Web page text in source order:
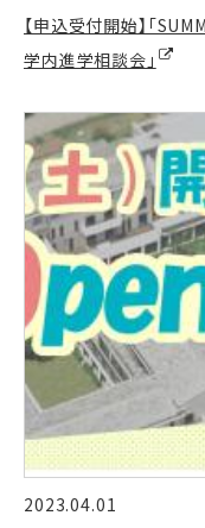
【申込受付開始】「
学内進学相談会」
2023.04.01